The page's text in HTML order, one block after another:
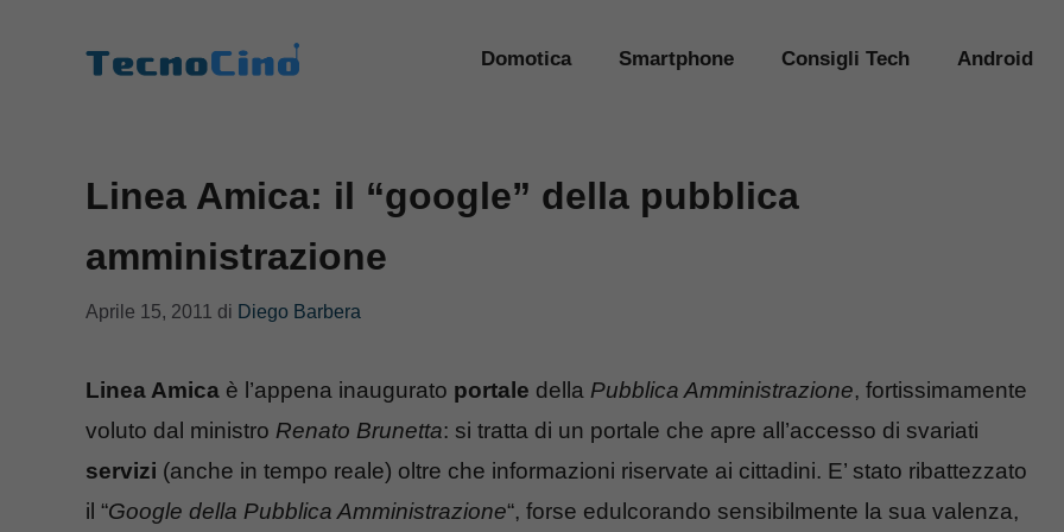
Domotica Smartphone Consigli Tech Android
Linea Amica: il “google” della pubblica
amministrazione
Aprile 15, 2011 di Diego Barbera
Linea Amica è l’appena inaugurato portale della Pubblica Amministrazione, fortissimamente
voluto dal ministro Renato Brunetta: si tratta di un portale che apre all’accesso di svariati
servizi (anche in tempo reale) oltre che informazioni riservate ai cittadini. E’ stato ribattezzato
il “Google della Pubblica Amministrazione“, forse edulcorando sensibilmente la sua valenza,